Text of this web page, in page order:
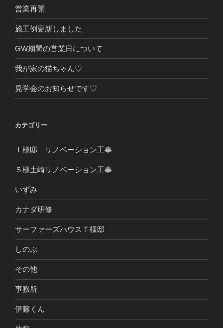
営業再開
施工例更新しました
GW期間の営業日について
我が家の猫ちゃん♡
見学会のお知らせです♡
カテゴリー
Ｉ様邸 リノベーション工事
Ｓ様土崎リノベーション工事
いずみ
カナダ研修
サーファーズハウスＴ様邸
しのぶ
その他
事務所
伊藤くん